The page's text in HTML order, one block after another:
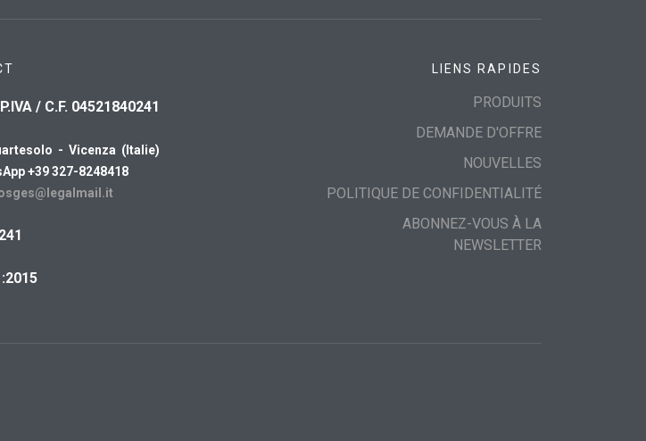
/ C.F. 04521840241
- Vicenza (Italie)
+39 327-8248418
LIENS RAPIDES
PRODUITS
DEMANDE D'OFFRE
NOUVELLES
POLITIQUE DE CONFIDENTIALITÉ
ABONNEZ-VOUS À LA
NEWSLETTER